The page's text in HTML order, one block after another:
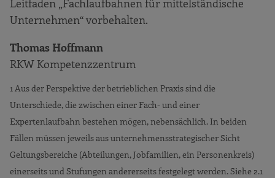
Leitfaden „Fachlaufbahnen für mittelständische
Unternehmen“ vorbehalten.
Thomas Hoffmann
RKW Kompetenzzentrum
1 Aus der Perspektive der betrieblichen Praxis sind die
Unterschiede, die zwischen einer Fach- und einer
Expertenlaufbahn bestehen mögen, nebensächlich. In beiden
Fällen müssen jeweils aus unternehmensstrategischer Sicht
Geltungsbereiche (Abteilungen, Jobfamilien, ein Personenkreis)
einerseits und Stufungen andererseits festgelegt werden. Siehe 2.1